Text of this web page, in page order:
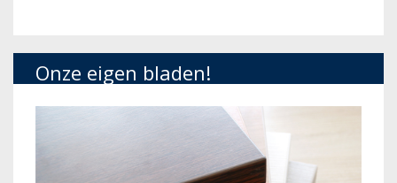
Onze eigen bladen!